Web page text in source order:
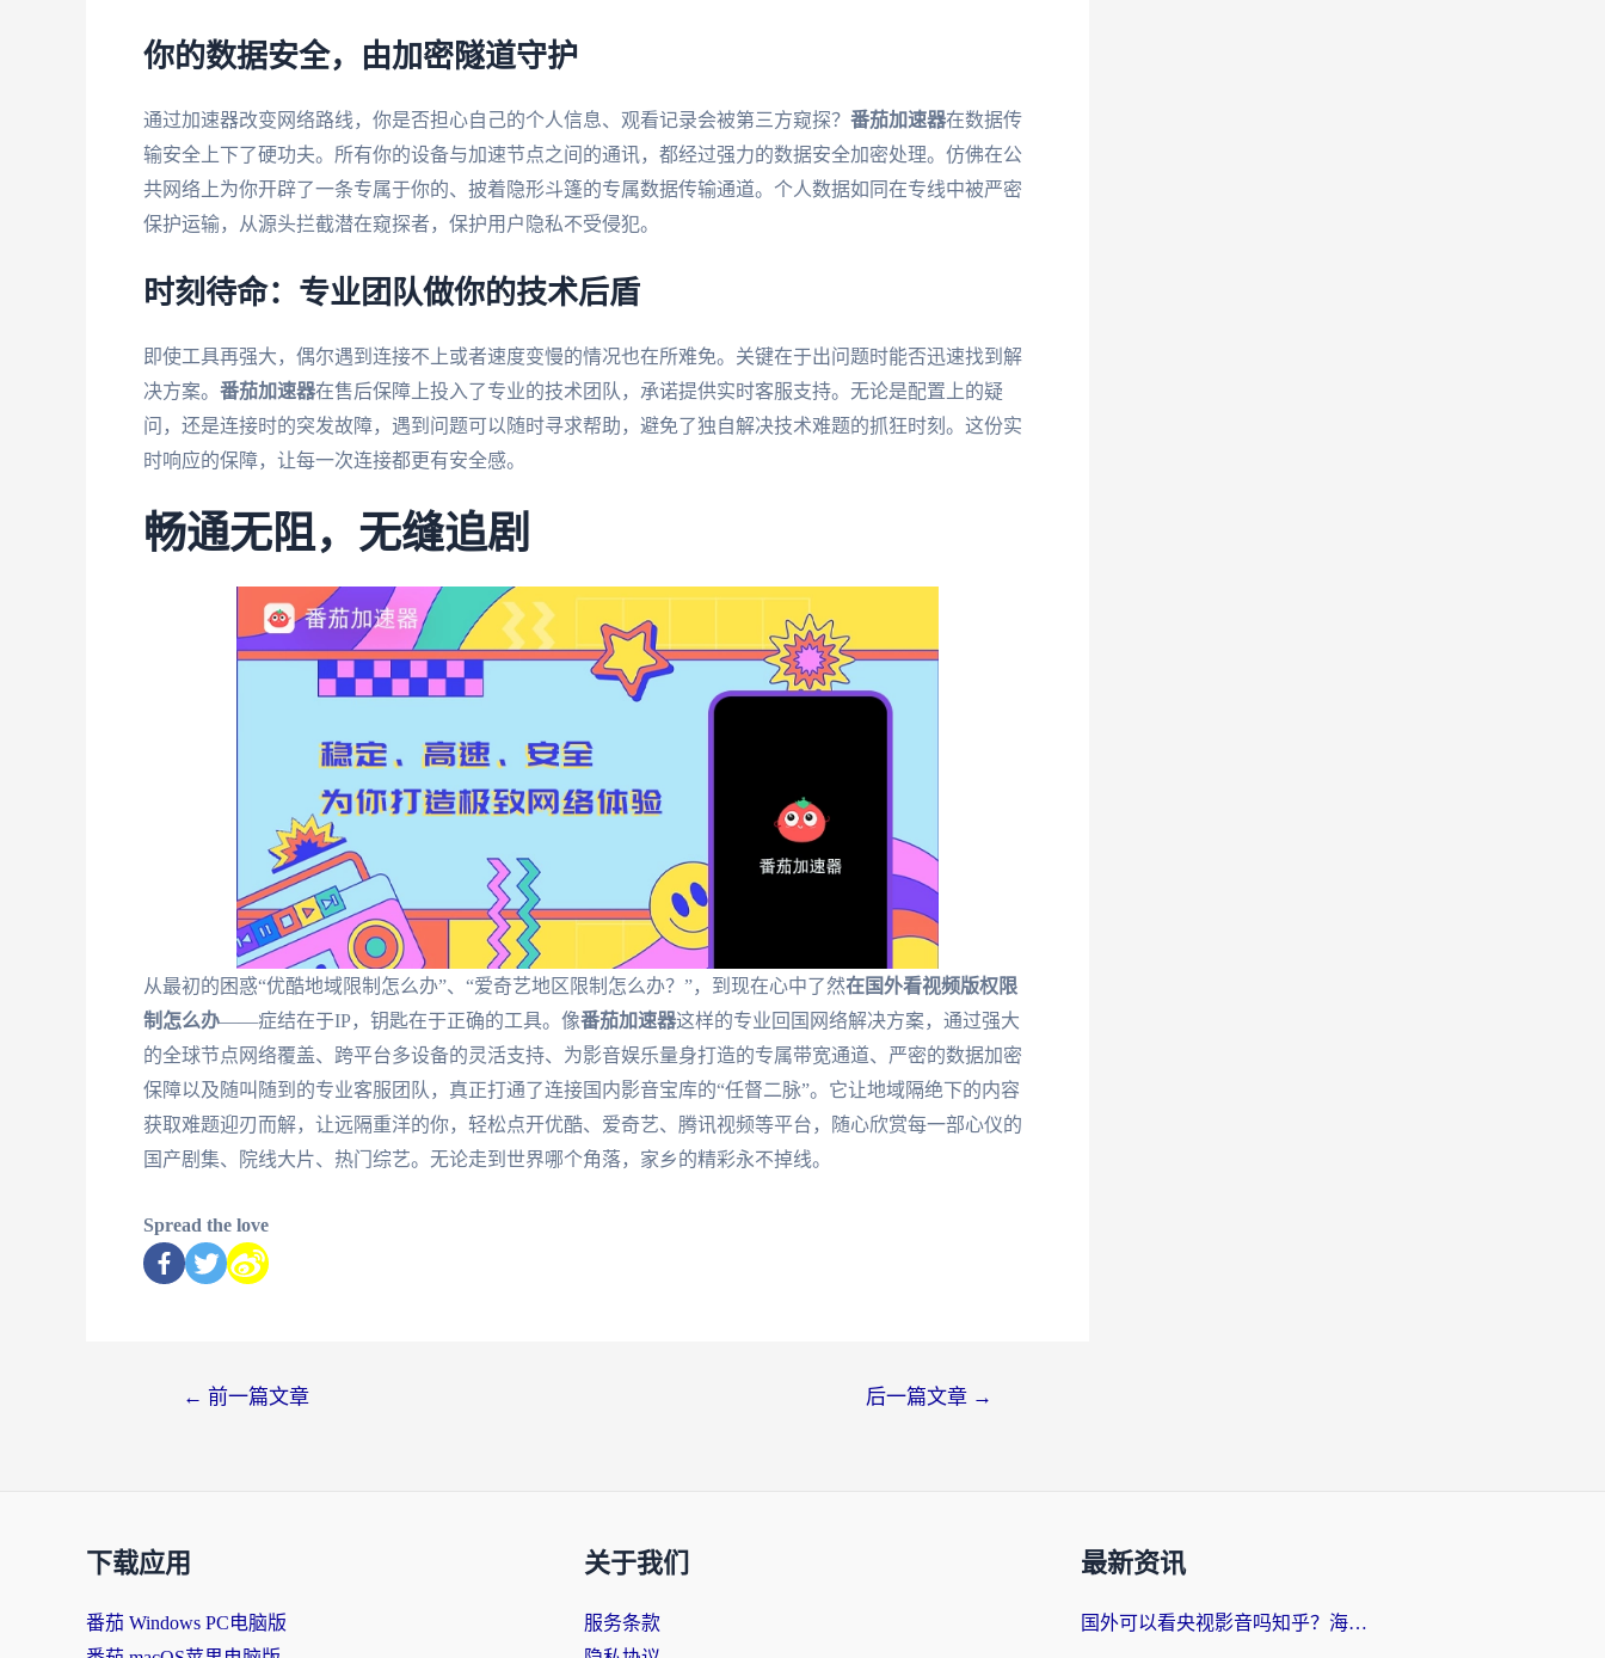
你的数据安全，由加密隧道守护
通过加速器改变网络路线，你是否担心自己的个人信息、观看记录会被第三方窥探？ 番茄加速器在数据传
输安全上下了硬功夫。所有你的设备与加速节点之间的通讯，都经过强力的数据安全加密处理。仿佛在公
共网络上为你开辟了一条专属于你的、披着隐形斗篷的专属数据传输通道。个人数据如同在专线中被严密
保护运输，从源头拦截潜在窥探者，保护用户隐私不受侵犯。
时刻待命：专业团队做你的技术后盾
即使工具再强大，偶尔遇到连接不上或者速度变慢的情况也在所难免。关键在于出问题时能否迅速找到解
决方案。 番茄加速器在售后保障上投入了专业的技术团队，承诺提供实时客服支持。无论是配置上的疑
问，还是连接时的突发故障，遇到问题可以随时寻求帮助，避免了独自解决技术难题的抓狂时刻。这份实
时响应的保障，让每一次连接都更有安全感。
畅通无阻，无缝追剧
从最初的困惑“优酷地域限制怎么办”、“爱奇艺地区限制怎么办？”，到现在心中了然在国外看视频版权限
制怎么办——症结在于IP，钥匙在于正确的工具。像番茄加速器这样的专业回国网络解决方案，通过强大
的全球节点网络覆盖、跨平台多设备的灵活支持、为影音娱乐量身打造的专属带宽通道、严密的数据加密
保障以及随叫随到的专业客服团队，真正打通了连接国内影音宝库的“任督二脉”。它让地域隔绝下的内容
获取难题迎刃而解，让远隔重洋的你，轻松点开优酷、爱奇艺、腾讯视频等平台，随心欣赏每一部心仪的
国产剧集、院线大片、热门综艺。无论走到世界哪个角落，家乡的精彩永不掉线。
Spread the love
← 前一篇文章 后一篇文章 →
下载应用
番茄 Windows PC电脑版
关于我们
服务条款
最新资讯
国外可以看央视影音吗知乎？海外党亲测有效的回国加速方案